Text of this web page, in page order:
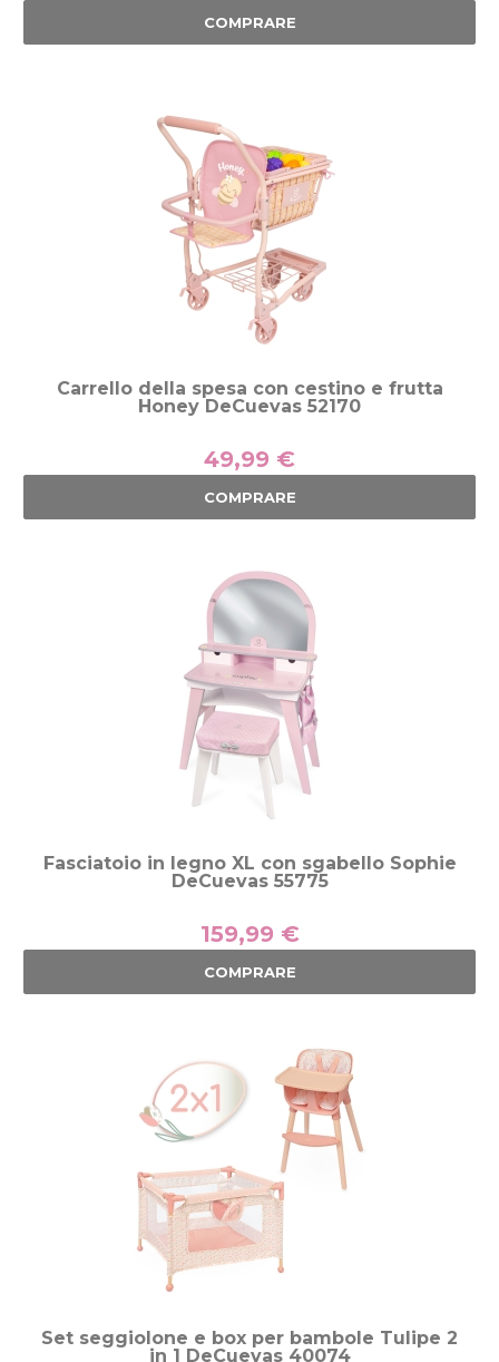
COMPRARE
Carrello della spesa con cestino e frutta
Honey DeCuevas 52170
49,99 €
COMPRARE
Fasciatoio in legno XL con sgabello Sophie
DeCuevas 55775
159,99 €
COMPRARE
Set seggiolone e box per bambole Tulipe 2
in 1 DeCuevas 40074